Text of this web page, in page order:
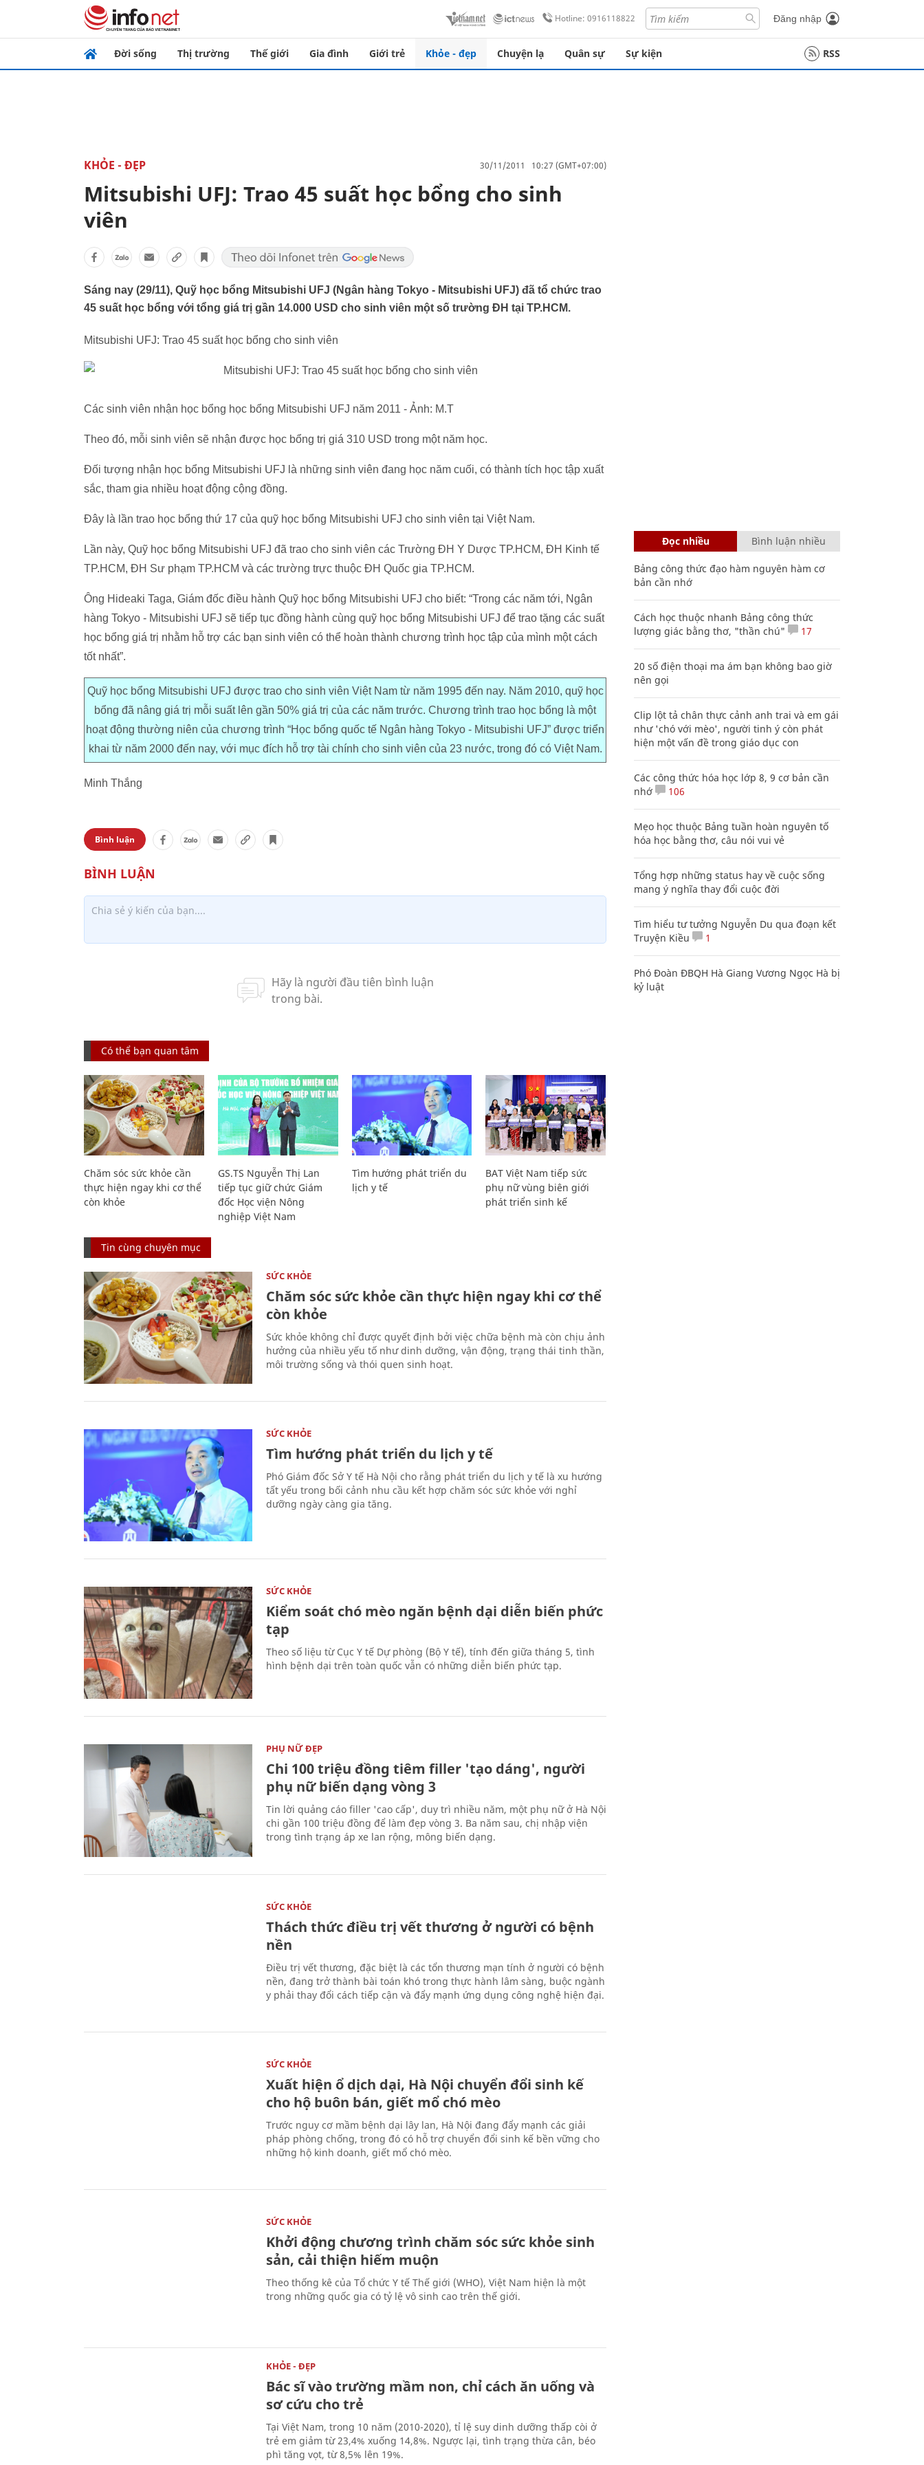
Hotline: 0916118822 Đăng nhập
Đời sống Thị trường Thế giới Gia đình Giới trẻ Khỏe - đẹp Chuyện lạ Quân sự Sự kiện RSS
KHỎE - ĐẸP 30/11/2011 10:27 (GMT+07:00)
Mitsubishi UFJ: Trao 45 suất học bổng cho sinh
viên
Sáng nay (29/11), Quỹ học bổng Mitsubishi UFJ (Ngân hàng Tokyo - Mitsubishi UFJ) đã tổ chức trao
45 suất học bổng với tổng giá trị gần 14.000 USD cho sinh viên một số trường ĐH tại TP.HCM.
Mitsubishi UFJ: Trao 45 suất học bổng cho sinh viên
Các sinh viên nhận học bổng học bổng Mitsubishi UFJ năm 2011 - Ảnh: M.T
Theo đó, mỗi sinh viên sẽ nhận được học bổng trị giá 310 USD trong một năm học.
Đối tượng nhận học bổng Mitsubishi UFJ là những sinh viên đang học năm cuối, có thành tích học tập xuất
sắc, tham gia nhiều hoạt động cộng đồng.
Đây là lần trao học bổng thứ 17 của quỹ học bổng Mitsubishi UFJ cho sinh viên tại Việt Nam.
Lần này, Quỹ học bổng Mitsubishi UFJ đã trao cho sinh viên các Trường ĐH Y Dược TP.HCM, ĐH Kinh tế
TP.HCM, ĐH Sư phạm TP.HCM và các trường trực thuộc ĐH Quốc gia TP.HCM.
Ông Hideaki Taga, Giám đốc điều hành Quỹ học bổng Mitsubishi UFJ cho biết: “Trong các năm tới, Ngân
hàng Tokyo - Mitsubishi UFJ sẽ tiếp tục đồng hành cùng quỹ học bổng Mitsubishi UFJ để trao tặng các suất
học bổng giá trị nhằm hỗ trợ các bạn sinh viên có thể hoàn thành chương trình học tập của mình một cách
tốt nhất”.
Quỹ học bổng Mitsubishi UFJ được trao cho sinh viên Việt Nam từ năm 1995 đến nay. Năm 2010, quỹ học
bổng đã nâng giá trị mỗi suất lên gần 50% giá trị của các năm trước. Chương trình trao học bổng là một
hoạt động thường niên của chương trình “Học bổng quốc tế Ngân hàng Tokyo - Mitsubishi UFJ” được triển
khai từ năm 2000 đến nay, với mục đích hỗ trợ tài chính cho sinh viên của 23 nước, trong đó có Việt Nam.
Minh Thắng
Bình luận
Có thể bạn quan tâm
Chăm sóc sức khỏe cần
thực hiện ngay khi cơ thể
còn khỏe
GS.TS Nguyễn Thị Lan
tiếp tục giữ chức Giám
đốc Học viện Nông
nghiệp Việt Nam
Tìm hướng phát triển du
lịch y tế
BAT Việt Nam tiếp sức
phụ nữ vùng biên giới
phát triển sinh kế
Tin cùng chuyên mục
SỨC KHỎE
Chăm sóc sức khỏe cần thực hiện ngay khi cơ thể
còn khỏe
Sức khỏe không chỉ được quyết định bởi việc chữa bệnh mà còn chịu ảnh
hưởng của nhiều yếu tố như dinh dưỡng, vận động, trạng thái tinh thần,
môi trường sống và thói quen sinh hoạt.
SỨC KHỎE
Tìm hướng phát triển du lịch y tế
Phó Giám đốc Sở Y tế Hà Nội cho rằng phát triển du lịch y tế là xu hướng
tất yếu trong bối cảnh nhu cầu kết hợp chăm sóc sức khỏe với nghỉ
dưỡng ngày càng gia tăng.
SỨC KHỎE
Kiểm soát chó mèo ngăn bệnh dại diễn biến phức
tạp
Theo số liệu từ Cục Y tế Dự phòng (Bộ Y tế), tính đến giữa tháng 5, tình
hình bệnh dại trên toàn quốc vẫn có những diễn biến phức tạp.
PHỤ NỮ ĐẸP
Chi 100 triệu đồng tiêm filler 'tạo dáng', người
phụ nữ biến dạng vòng 3
Tin lời quảng cáo filler 'cao cấp', duy trì nhiều năm, một phụ nữ ở Hà Nội
chi gần 100 triệu đồng để làm đẹp vòng 3. Ba năm sau, chị nhập viện
trong tình trạng áp xe lan rộng, mông biến dạng.
SỨC KHỎE
Thách thức điều trị vết thương ở người có bệnh
nền
Điều trị vết thương, đặc biệt là các tổn thương mạn tính ở người có bệnh
nền, đang trở thành bài toán khó trong thực hành lâm sàng, buộc ngành
y phải thay đổi cách tiếp cận và đẩy mạnh ứng dụng công nghệ hiện đại.
SỨC KHỎE
Xuất hiện ổ dịch dại, Hà Nội chuyển đổi sinh kế
cho hộ buôn bán, giết mổ chó mèo
Trước nguy cơ mầm bệnh dại lây lan, Hà Nội đang đẩy mạnh các giải
pháp phòng chống, trong đó có hỗ trợ chuyển đổi sinh kế bền vững cho
những hộ kinh doanh, giết mổ chó mèo.
SỨC KHỎE
Khởi động chương trình chăm sóc sức khỏe sinh
sản, cải thiện hiếm muộn
Theo thống kê của Tổ chức Y tế Thế giới (WHO), Việt Nam hiện là một
trong những quốc gia có tỷ lệ vô sinh cao trên thế giới.
KHỎE - ĐẸP
Bác sĩ vào trường mầm non, chỉ cách ăn uống và
sơ cứu cho trẻ
Tại Việt Nam, trong 10 năm (2010-2020), tỉ lệ suy dinh dưỡng thấp còi ở
trẻ em giảm từ 23,4% xuống 14,8%. Ngược lại, tình trạng thừa cân, béo
phì tăng vọt, từ 8,5% lên 19%.
Đọc nhiều Bình luận nhiều
Bảng công thức đạo hàm nguyên hàm cơ
bản cần nhớ
Cách học thuộc nhanh Bảng công thức
lượng giác bằng thơ, "thần chú"
17
20 số điện thoại ma ám bạn không bao giờ
nên gọi
Clip lột tả chân thực cảnh anh trai và em gái
như 'chó với mèo', người tinh ý còn phát
hiện một vấn đề trong giáo dục con
Các công thức hóa học lớp 8, 9 cơ bản cần
nhớ
106
Mẹo học thuộc Bảng tuần hoàn nguyên tố
hóa học bằng thơ, câu nói vui vẻ
Tổng hợp những status hay về cuộc sống
mang ý nghĩa thay đổi cuộc đời
Tìm hiểu tư tưởng Nguyễn Du qua đoạn kết
Truyện Kiều
1
Phó Đoàn ĐBQH Hà Giang Vương Ngọc Hà bị
kỷ luật